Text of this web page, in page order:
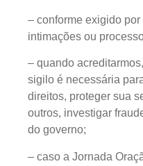
– conforme exigido
intimações ou
– quando
sigilo é necessária
direitos, proteger sua
outros, investigar
do governo;
– caso a Jornada